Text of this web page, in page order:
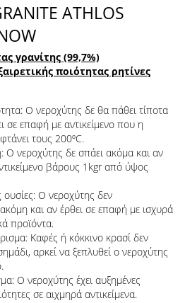
ATHLOS
γρανίτης (99,7%)
ποιότητας ρητίνες
Ο νεροχύτης δε θα πάθει τίποτα
σε επαφή με αντικείμενο που η
τους 200ºC.
Ο νεροχύτης δε σπάει ακόμα και αν
βάρους 1kgr από ύψος
ουσίες: Ο νεροχύτης δεν
και αν έρθει σε επαφή με ισχυρά
προϊόντα.
Καφές ή κόκκινο κρασί δεν
αρκεί να ξεπλυθεί ο νεροχύτης
Ο νεροχύτης έχει αυξημένες
σε αιχμηρά αντικείμενα.